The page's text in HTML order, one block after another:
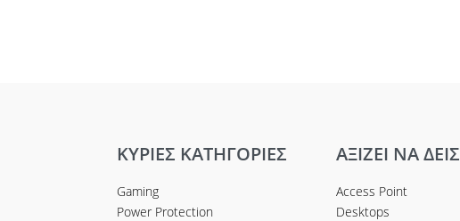
ΚΥΡΙΕΣ ΚΑΤΗΓΟΡΙΕΣ
Gaming
Power Protection
ΑΞΙΖΕΙ ΝΑ ΔΕΙΣ
Access Point
Desktops